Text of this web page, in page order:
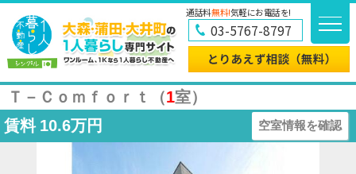
通話料無料!気軽にお電話を!
03-5767-8797
Ｔ－Ｃｏｍｆｏｒｔ（1室）
賃料 10.6万円 空室情報を確認